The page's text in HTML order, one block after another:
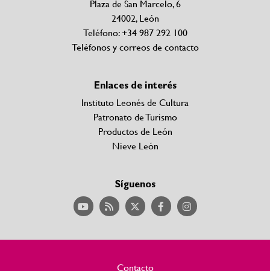
Plaza de San Marcelo, 6
24002, León
Teléfono: +34 987 292 100
Teléfonos y correos de contacto
Enlaces de interés
Instituto Leonés de Cultura
Patronato de Turismo
Productos de León
Nieve León
Síguenos
Contacto